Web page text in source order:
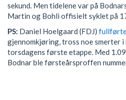
sekund. Men tidelene var på
Martin og Bohli offisielt syklet på
PS: Daniel Hoelgaard (FDJ)
gjennomkjøring, tross noe smerter
torsdagens første etappe. Med
Bodnar ble førsteårsproffen